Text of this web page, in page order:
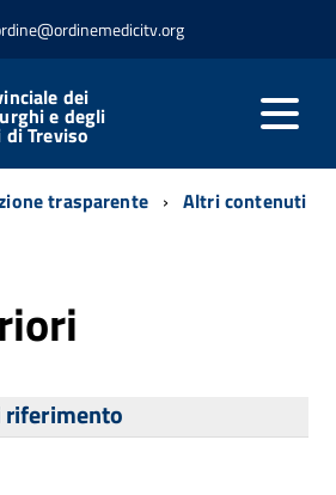
dei
e degli
Treviso
trasparente Altri contenuti